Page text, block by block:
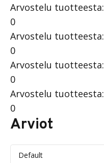
Arvostelu tuotteesta:
0
Arvostelu tuotteesta:
0
Arvostelu tuotteesta:
0
Arvostelu tuotteesta:
0
Arviot